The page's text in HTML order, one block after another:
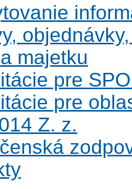
majetku
pre
pre
Z. z.